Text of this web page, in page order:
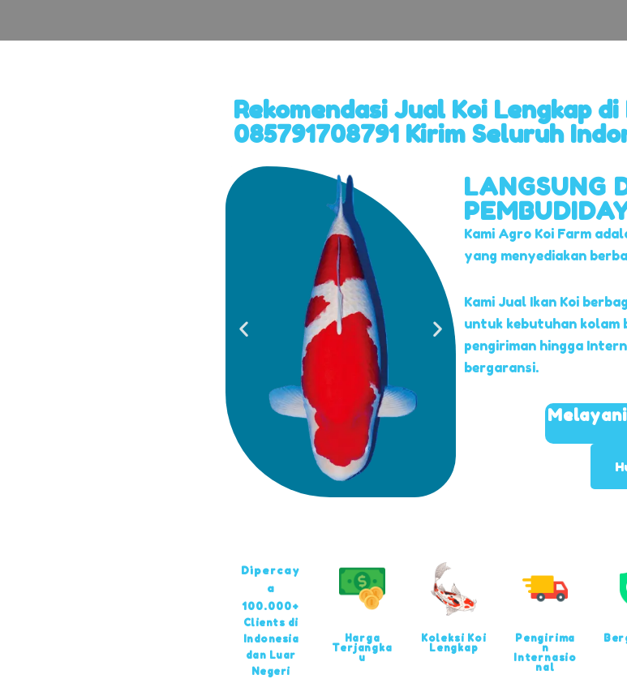
Rekomendasi Jual Koi Lengkap di
085791708791 Kirim Seluruh
LANGSUNG
Kami Agro Koi Farm
yang menyediakan
Kami Jual Ikan Koi
untuk kebutuhan kolam
pengiriman hingga
bergaransi.
Dipercay
a
100.000+
Clients di
Indonesia
dan Luar
Negeri
Harga
Terjangka
u
Koleksi Koi
Lengkap
Pengirima
n
Internasio
nal